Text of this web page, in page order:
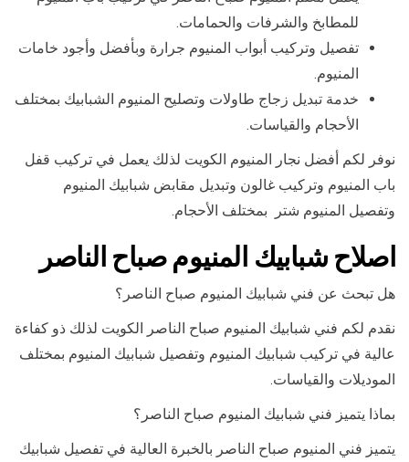
للمطابخ والشرفات والحمامات.
تفصيل وتركيب أبواب المنيوم جرارة وبأفضل وأجود خامات
المنيوم.
خدمة تبديل زجاج طاولات وتصليح المنيوم الشبابيك بمختلف
الأحجام والقياسات.
نوفر لكم أفضل نجار المنيوم الكويت لذلك يعمل في تركيب قفل
باب المنيوم وتركيب غالون وتبديل مقابض شبابيك المنيوم
وتفصيل المنيوم شتر بمختلف الأحجام.
اصلاح شبابيك المنيوم صباح الناصر
هل تبحث عن فني شبابيك المنيوم صباح الناصر؟
نقدم لكم فني شبابيك المنيوم صباح الناصر الكويت لذلك ذو كفاءة
عالية في تركيب شبابيك المنيوم وتفصيل شبابيك المنيوم بمختلف
الموديلات والقياسات.
بماذا يتميز فني شبابيك المنيوم صباح الناصر؟
يتميز فني المنيوم صباح الناصر بالخبرة العالية في تفصيل شبابيك